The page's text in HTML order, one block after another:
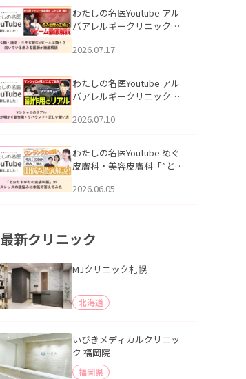
公開いたしました。
わたしの名医Youtube アル
バアレルギークリニック札
跡にVビームは効く？向いて
説」を公開いたしました。
2026.07.17
わたしの名医Youtube アル
バアレルギークリニック札
医師が明かす副作用・リバ
公開いたしました。
2026.07.10
わたしの名医Youtube めぐ
皮膚科・美容皮膚科「”とお
ッズの肌悩みに本気で答え
2026.06.05
最新クリニック
MJクリニック札幌
北海道
いびきメディカルクリニッ
ク 福岡院
福岡県